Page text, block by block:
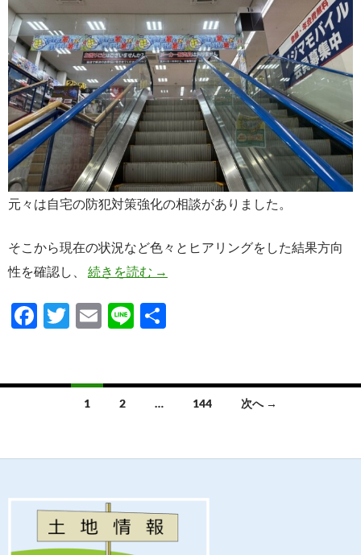
元々は自宅の防犯対策強化の相談がありました。
そこから現在の状況など色々とヒアリングをした結果方向
性を確認し、 続きを読む 防犯対策コンサルタント的な！？
→
F
b
T
er
E
Li
ナ
1 2 … 144 次へ →